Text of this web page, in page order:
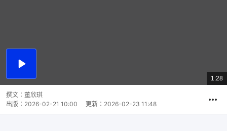
播
總
共
1:28
撰文： 董欣琪
出版： 2026-02-21 10:00 更新： 2026-02-23 11:48